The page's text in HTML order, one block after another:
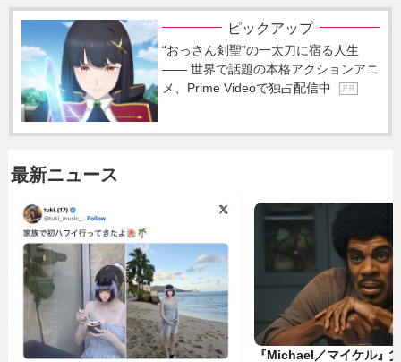
ピックアップ
“おっさん剣聖”の一太刀に宿る人生
―― 世界で話題の本格アクションアニ
メ、Prime Videoで独占配信中
P R
最新ニュース
『Michael／マイケル』